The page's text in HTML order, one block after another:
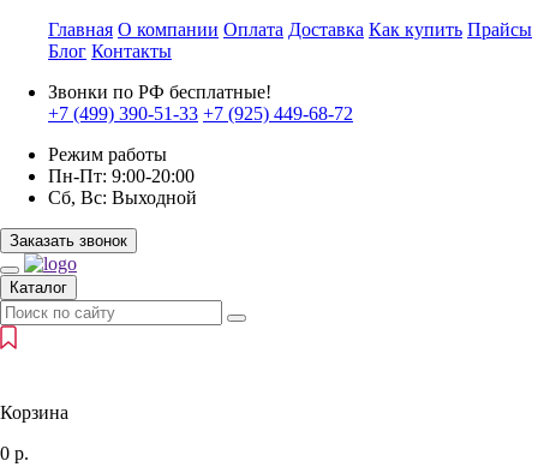
Главная О компании Оплата Доставка Как купить Прайсы
Блог Контакты
Звонки по РФ бесплатные!
+7 (499) 390-51-33 +7 (925) 449-68-72
Режим работы
Пн-Пт: 9:00-20:00
Сб, Вс: Выходной
Заказать звонок
Каталог
Корзина
0 р.